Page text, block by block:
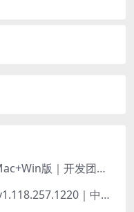
🕹️Switch模拟器Ryujinx｜Mac+Win版｜开发团队已解散此乃最后的绝唱版本
模拟人生4 SIMS4 For Mac v1.118.257.1220｜中文原生版｜无限金币｜全100DLC